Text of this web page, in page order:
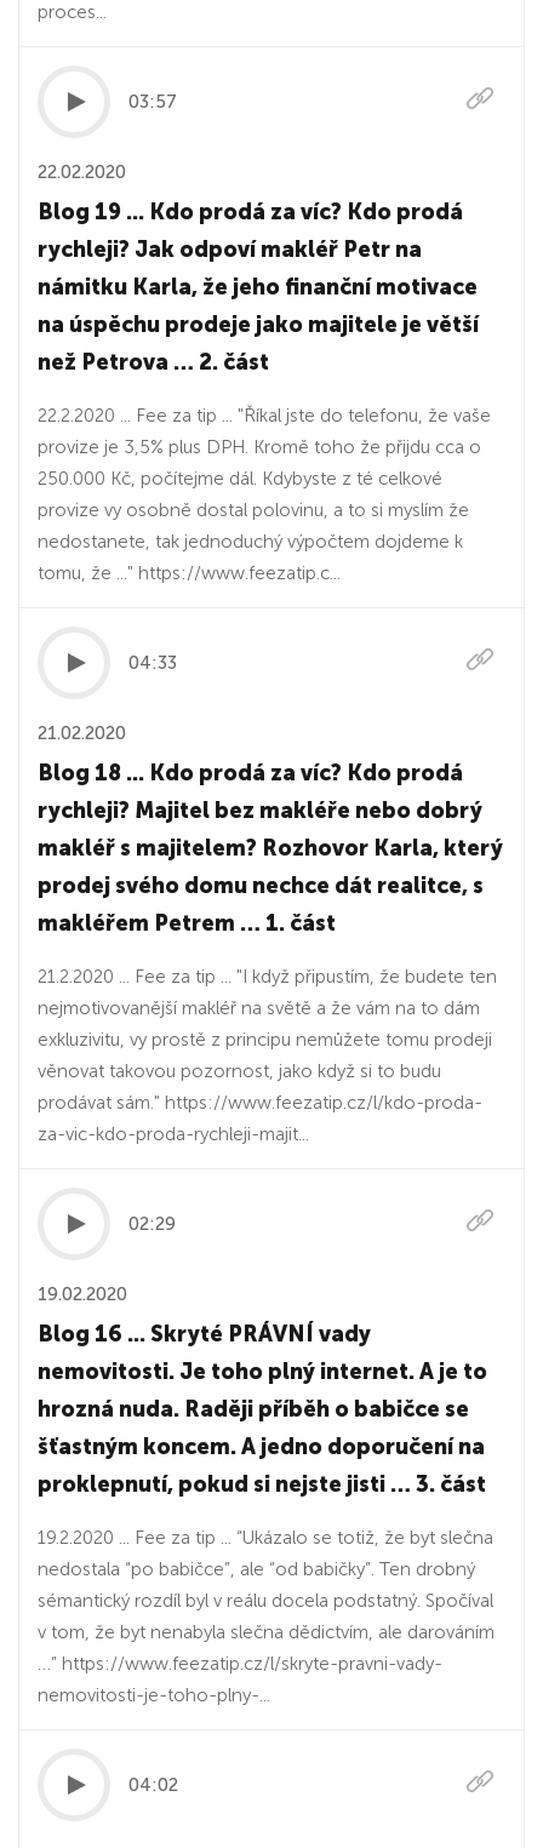
proces...
03:57
22.02.2020
Blog 19 ... Kdo prodá za víc? Kdo prodá
rychleji? Jak odpoví makléř Petr na
námitku Karla, že jeho finanční motivace
na úspěchu prodeje jako majitele je větší
než Petrova … 2. část
22.2.2020 ... Fee za tip ... "Říkal jste do telefonu, že vaše
provize je 3,5% plus DPH. Kromě toho že přijdu cca o
250.000 Kč, počítejme dál. Kdybyste z té celkové
provize vy osobně dostal polovinu, a to si myslím že
nedostanete, tak jednoduchý výpočtem dojdeme k
tomu, že ..." https://www.feezatip.c...
04:33
21.02.2020
Blog 18 ... Kdo prodá za víc? Kdo prodá
rychleji? Majitel bez makléře nebo dobrý
makléř s majitelem? Rozhovor Karla, který
prodej svého domu nechce dát realitce, s
makléřem Petrem … 1. část
21.2.2020 ... Fee za tip ... "I když připustím, že budete ten
nejmotivovanější makléř na světě a že vám na to dám
exkluzivitu, vy prostě z principu nemůžete tomu prodeji
věnovat takovou pozornost, jako když si to budu
prodávat sám." https://www.feezatip.cz/l/kdo-proda-
za-vic-kdo-proda-rychleji-majit...
02:29
19.02.2020
Blog 16 ... Skryté PRÁVNÍ vady
nemovitosti. Je toho plný internet. A je to
hrozná nuda. Raději příběh o babičce se
šťastným koncem. A jedno doporučení na
proklepnutí, pokud si nejste jisti … 3. část
19.2.2020 ... Fee za tip ... “Ukázalo se totiž, že byt slečna
nedostala “po babičce”, ale “od babičky”. Ten drobný
sémantický rozdíl byl v reálu docela podstatný. Spočíval
v tom, že byt nenabyla slečna dědictvím, ale darováním
…” https://www.feezatip.cz/l/skryte-pravni-vady-
nemovitosti-je-toho-plny-...
04:02